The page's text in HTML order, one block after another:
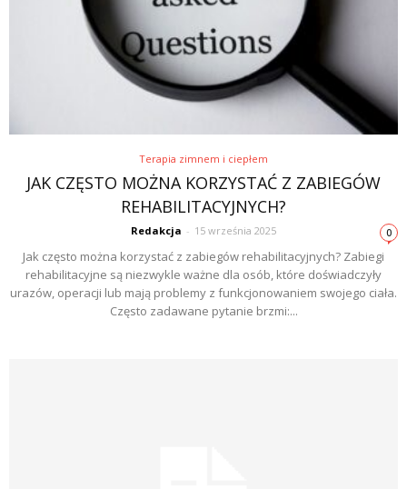
Terapia zimnem i ciepłem
JAK CZĘSTO MOŻNA KORZYSTAĆ Z ZABIEGÓW
REHABILITACYJNYCH?
Redakcja - 15 września 2025 0
Jak często można korzystać z zabiegów rehabilitacyjnych? Zabiegi
rehabilitacyjne są niezwykle ważne dla osób, które doświadczyły
urazów, operacji lub mają problemy z funkcjonowaniem swojego ciała.
Często zadawane pytanie brzmi:...